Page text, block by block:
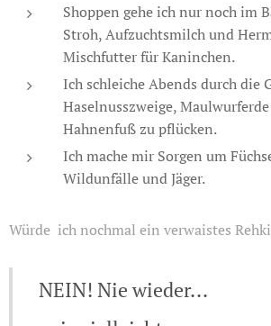
Shoppen gehe ich nur noch im
Stroh, Aufzuchtsmilch und
Mischfutter für Kaninchen.🐇
Ich schleiche Abends durch die
Haselnusszweige,
Hahnenfuß zu pflücken. 🌱
Ich mache mir Sorgen um
Wildunfälle und Jäger.
Würde ich nochmal ein verwaistes
NEIN! Nie wieder...😧😩